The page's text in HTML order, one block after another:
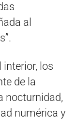
al
interior, los
de la
nocturnidad,
numérica y